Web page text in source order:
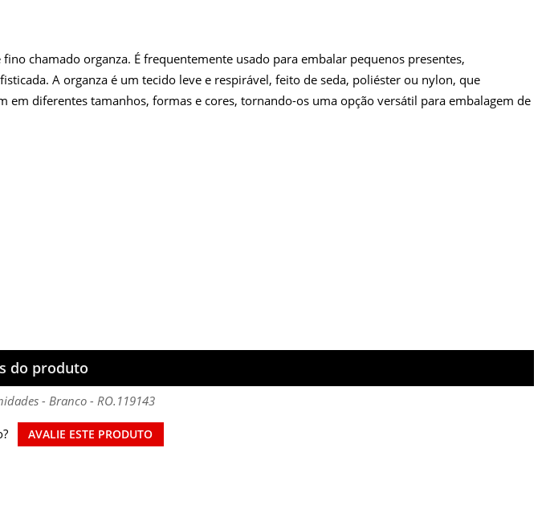
chamado organza. É frequentemente usado para embalar pequenos presentes,
A organza é um tecido leve e respirável, feito de seda, poliéster ou nylon, que
diferentes tamanhos, formas e cores, tornando-os uma opção versátil para embalagem de
do produto
- Branco - RO.119143
AVALIE ESTE PRODUTO